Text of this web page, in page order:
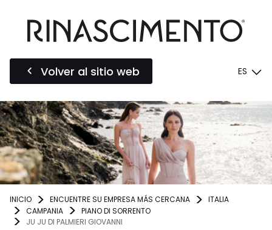
Volver al sitio web ES
INICIO ENCUENTRE SU EMPRESA MÁS CERCANA
ITALIA
CAMPANIA
PIANO DI SORRENTO
JU JU DI PALMIERI GIOVANNI